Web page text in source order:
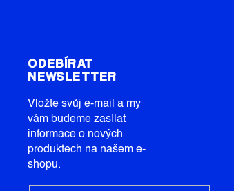
ODEBÍRAT
NEWSLETTER
Vložte svůj e-mail a my
vám budeme zasílat
informace o nových
produktech na našem e-
shopu.